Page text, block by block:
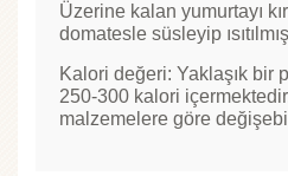
Üzerine kalan yumurtayı
domatesle süsleyip
Kalori değeri: Yaklaşık bir
250-300 kalori
malzemelere göre